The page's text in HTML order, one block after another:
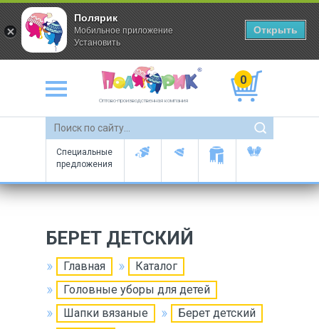
Оптово-производственная компания
0
Специальные
предложения
БЕРЕТ ДЕТСКИЙ
Главная
Каталог
Головные уборы для детей
Шапки вязаные
Берет детский
Полярик
Мобильное приложение
Установить
Открыть